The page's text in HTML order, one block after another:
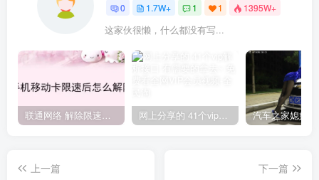
0 1.7W+ 1 1 1395W+
这家伙很懒，什么都没有写...
联通网络 解除限速方法参考！畅享、畅玩、老白干等及其它地区自测了 网上分享的 41个vip解析接口 有需要的拿去~ 免费看全网VIP会员视频
上一篇
下一篇